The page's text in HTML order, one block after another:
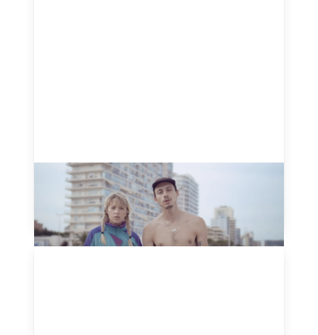
Tout Oublier - Angèle - 2018
August 20, 2024